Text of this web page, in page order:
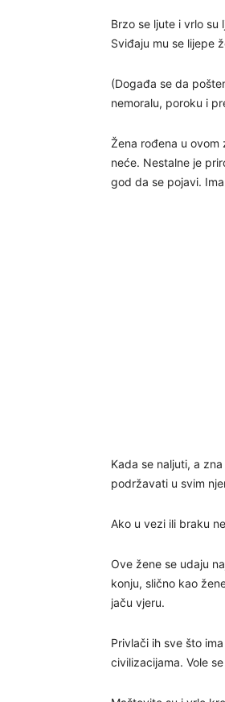
Brzo se ljute i vrlo
Sviđaju mu se lijepe
(Događa se da
nemoralu, poroku i
Žena rođena u
neće. Nestalne je
god da se pojavi.
Kada se naljuti, a
podržavati u svim
Ako u vezi ili braku
Ove žene se udaju
konju, slično kao
jaču vjeru.
Privlači ih sve što
civilizacijama. Vole